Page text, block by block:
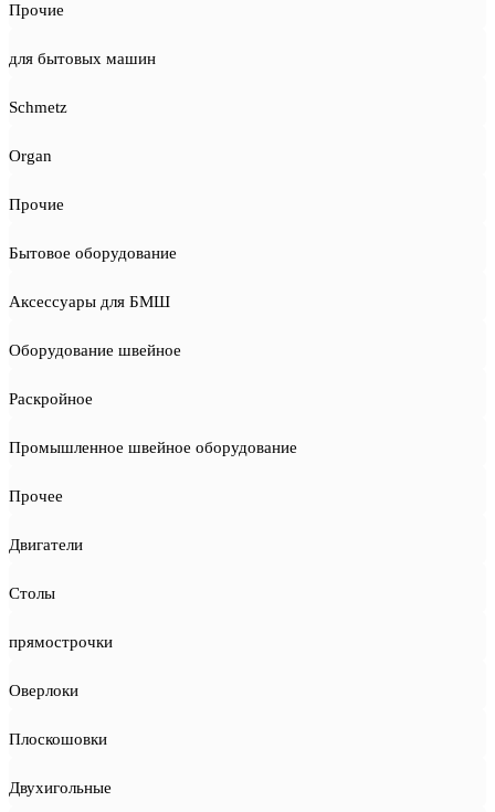
Прочие
для бытовых машин
Schmetz
Organ
Прочие
Бытовое оборудование
Аксессуары для БМШ
Оборудование швейное
Раскройное
Промышленное швейное оборудование
Прочее
Двигатели
Столы
прямострочки
Оверлоки
Плоскошовки
Двухигольные